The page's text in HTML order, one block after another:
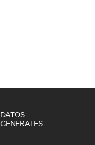
DATOS
GENERALES